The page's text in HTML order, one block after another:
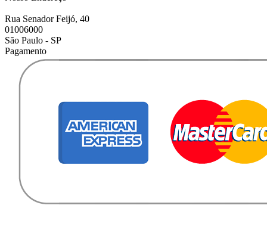
Rua Senador Feijó, 40
01006000
São Paulo - SP
Pagamento